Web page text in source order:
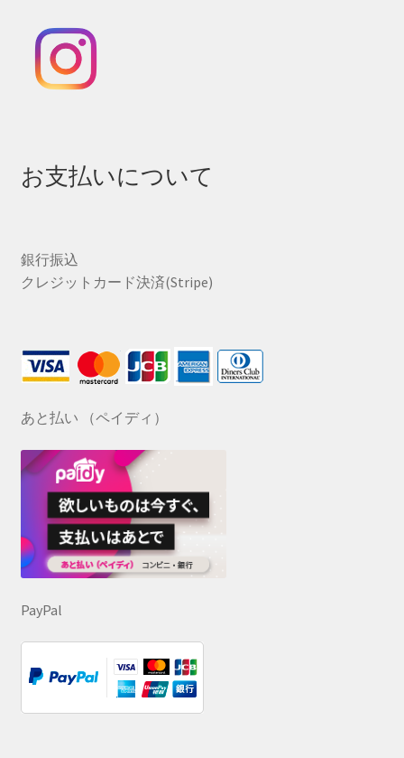
お支払いについて
銀行振込
クレジットカード決済(Stripe)
あと払い （ペイディ）
PayPal